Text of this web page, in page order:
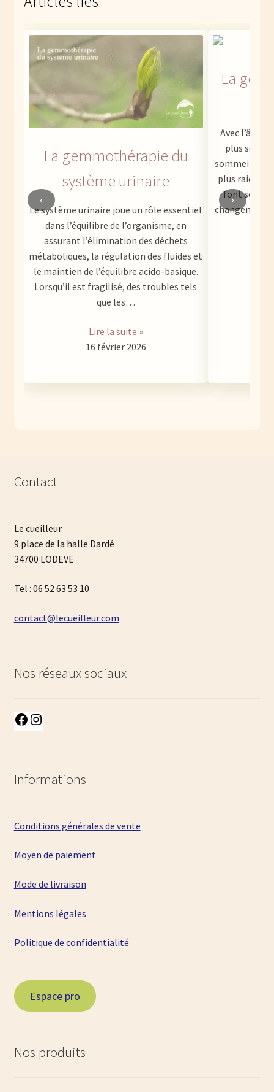
La gemmothérapie du
système urinaire
Le système urinaire joue un rôle essentiel
dans l’équilibre de l’organisme, en
assurant l’élimination des déchets
métaboliques, la régulation des fluides et
le maintien de l’équilibre acido-basique.
Lorsqu’il est fragilisé, des troubles tels
que les…
Lire la suite »
16 février 2026
La
Avec l’âge,
plus
sommeil
plus raides
font
‹ ›
Contact
Le cueilleur
9 place de la halle Dardé
34700 LODEVE
Tel : 06 52 63 53 10
contact@lecueilleur.com
Nos réseaux sociaux
Facebook
Informations
Conditions générales de vente
Moyen de paiement
Mode de livraison
Mentions légales
Politique de confidentialité
Espace pro
Nos produits